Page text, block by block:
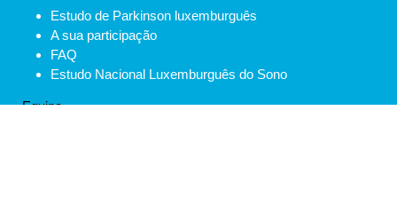
Estudo de Parkinson luxemburguês
A sua participação
FAQ
Estudo Nacional Luxemburguês do Sono
Equipa